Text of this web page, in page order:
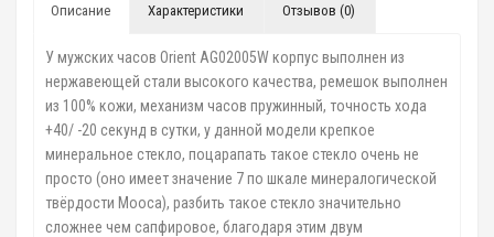
Описание Характеристики Отзывов (0)
У мужских часов Orient AG02005W корпус выполнен из
нержавеющей стали высокого качества, ремешок выполнен
из 100% кожи, механизм часов пружинный, точность хода
+40/ -20 секунд в сутки, у данной модели крепкое
минеральное стекло, поцарапать такое стекло очень не
просто (оно имеет значение 7 по шкале минералогической
твёрдости Мооса), разбить такое стекло значительно
сложнее чем сапфировое, благодаря этим двум